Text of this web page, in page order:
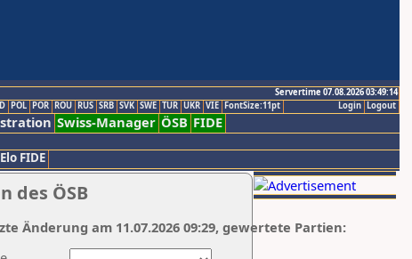
Servertime 07.08.2026 03:49:14
Logout
Login
POL POR ROU RUS SRB SVK SWE TUR UKR VIE FontSize:11pt
Swiss-Manager ÖSB FIDE
Elo FIDE
des ÖSB
Änderung am 11.07.2026 09:29, gewertete Partien: